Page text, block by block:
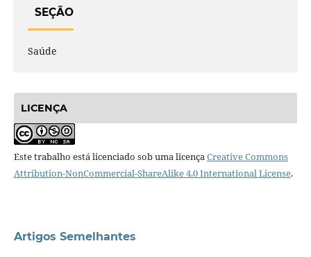
SEÇÃO
Saúde
LICENÇA
Este trabalho está licenciado sob uma licençaCreative Commons
Attribution-NonCommercial-ShareAlike 4.0 International License.
Artigos Semelhantes